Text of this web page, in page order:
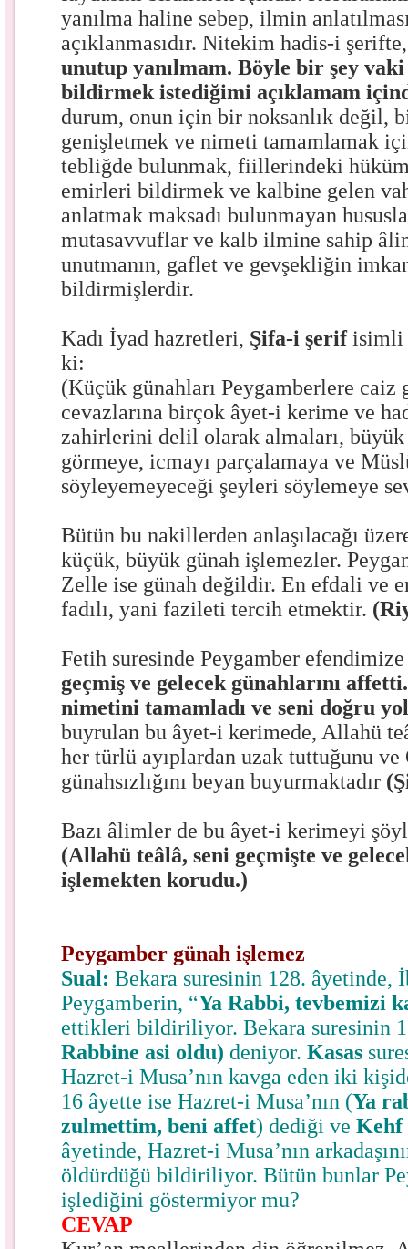
yanılma haline sebep, ilmin
açıklanmasıdır. Nitekim hadis-i
unutup yanılmam. Böyle bir şey vaki
bildirmek istediğimi açıklamam
durum, onun için bir noksanlık değil,
genişletmek ve nimeti tamamlamak
tebliğde bulunmak, fiillerindeki
emirleri bildirmek ve kalbine gelen
anlatmak maksadı bulunmayan
mutasavvuflar ve kalb ilmine sahip
unutmanın, gaflet ve gevşekliğin
bildirmişlerdir.
Kadı İyad hazretleri, Şifa-i şerifisimli
ki:
(Küçük günahları Peygamberlere caiz
cevazlarına birçok âyet-i kerime ve
zahirlerini delil olarak almaları, büyük
görmeye, icmayı parçalamaya ve
söyleyemeyeceği şeyleri söylemeye
Bütün bu nakillerden anlaşılacağı
küçük, büyük günah işlemezler.
Zelle ise günah değildir. En efdali ve
fadılı, yani fazileti tercih etmektir.
Fetih suresinde Peygamber
geçmiş ve gelecek günahlarını
nimetini tamamladı ve seni doğru
buyrulan bu âyet-i kerimede, Allahü
her türlü ayıplardan uzak tuttuğunu
günahsızlığını beyan buyurmaktadır
Bazı âlimler de bu âyet-i kerimeyi
(Allahü teâlâ, seni geçmişte ve
işlemekten korudu.)
Peygamber günah işlemez
Sual:Bekara suresinin 128. âyetinde,
Peygamberin, “Ya Rabbi, tevbemizi
ettikleri bildiriliyor. Bekara suresinin
Rabbine asi oldu) deniyor.Kasas
Hazret-i Musa’nın kavga eden iki
16 âyette ise Hazret-i Musa’nın (Ya
zulmettim, beni affet) dediği veKehf
âyetinde, Hazret-i Musa’nın
öldürdüğü bildiriliyor. Bütün bunlar
işlediğini göstermiyor mu?
CEVAP